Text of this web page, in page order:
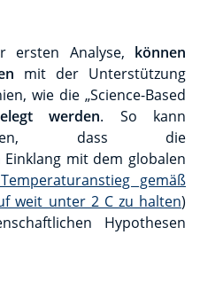
ersten Analyse, können
mit der Unterstützung
wie die „Science-Based
werden. So kann
dass die
mit dem globalen
gemäß
weit unter 2 C zu halten)
Hypothesen